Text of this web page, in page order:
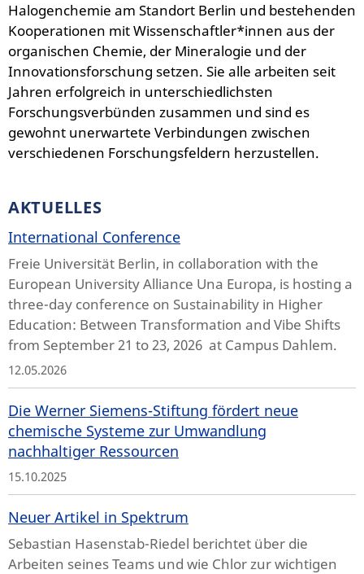
Halogenchemie am Standort Berlin und bestehenden
Kooperationen mit Wissenschaftler*innen aus der
organischen Chemie, der Mineralogie und der
Innovationsforschung setzen. Sie alle arbeiten seit
Jahren erfolgreich in unterschiedlichsten
Forschungsverbünden zusammen und sind es
gewohnt unerwartete Verbindungen zwischen
verschiedenen Forschungsfeldern herzustellen.
AKTUELLES
International Conference
Freie Universität Berlin, in collaboration with the
European University Alliance Una Europa, is hosting a
three-day conference on Sustainability in Higher
Education: Between Transformation and Vibe Shifts
from September 21 to 23, 2026 at Campus Dahlem.
12.05.2026
Die Werner Siemens-Stiftung fördert neue
chemische Systeme zur Umwandlung
nachhaltiger Ressourcen
15.10.2025
Neuer Artikel in Spektrum
Sebastian Hasenstab-Riedel berichtet über die
Arbeiten seines Teams und wie Chlor zur wichtigen